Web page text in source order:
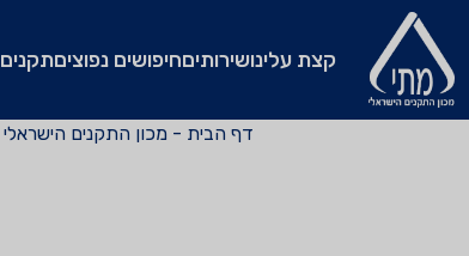
קצת עלינושירותיםחיפושים נפוציםתקנים
דף הבית - מכון התקנים הישראלי